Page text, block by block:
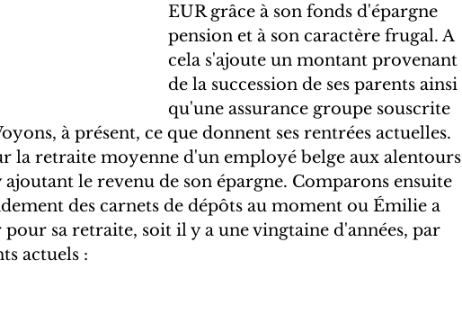
EUR grâce à son fonds d'épargne
pension et à son caractère frugal. A
cela s'ajoute un montant provenant
de la succession de ses parents ainsi
qu'une assurance groupe souscrite
à présent, ce que donnent ses rentrées actuelles.
la retraite moyenne d'un employé belge aux alentours
ajoutant le revenu de son épargne. Comparons ensuite
des carnets de dépôts au moment ou Émilie a
sa retraite, soit il y a une vingtaine d'années, par
actuels :